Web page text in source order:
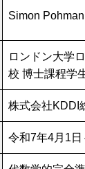
Simon
ロンドン大学
校 博士課程学
株式会社KDDI
令和7年4月1日